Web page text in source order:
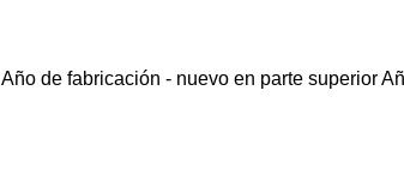
Año de fabricación - nuevo en parte superior